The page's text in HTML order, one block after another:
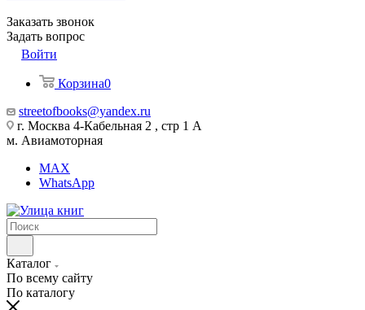
Заказать звонок
Задать вопрос
Войти
Корзина0
streetofbooks@yandex.ru
г. Москва 4-Кабельная 2 , стр 1 А
м. Авиамоторная
MAX
WhatsApp
Каталог
По всему сайту
По каталогу